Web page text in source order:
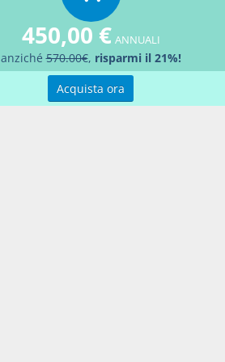
degli
rilascio
primo
dirsi
450,00 € ANNUALI
anziché570.00€, risparmi il 21%!
Acquista ora